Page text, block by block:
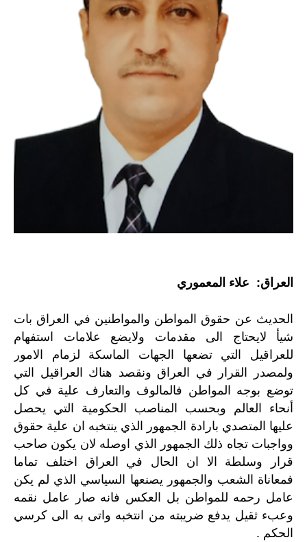
العراق: علاء المعموري
الحديث عن حقوق المواطن والمواطنين في العراق بات
شيأ لايحتاج الى مقدمات ولايضع علامات استفهام
للعراقيل التي تضعها الجهات الماسكة لزمام الامور
ولمصدر القرار في العراق ونقصد هناك العراقيل التي
توضع بوجه المواطن فالمالوف والتعارف علية في كل
أنحاء العالم وبحسب المناصب الحكومية التي يحصل
عليها المتصدي بارادة الجمهور الذي ينتخبه ان علية حقوق
وواجبات تجاه ذلك الجمهور الذي اوصله لان يكون صاحب
قرار وسلطة الا ان الحال في العراق اختلف تماما
فمعاناة الشعب والجمهور يصنعها السياسي الذي لم يكن
عامل رحمه للمواطن بل العكس فانه صار عامل نقمه
وعبء ثقيل يدفع ضريبته من انتخبه واتى به الى كرسي
الحكم .